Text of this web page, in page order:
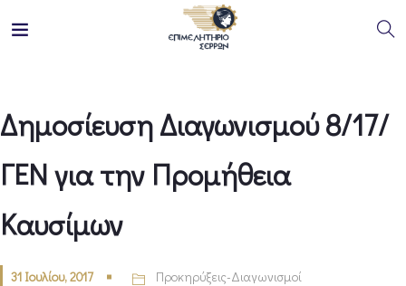
Δημοσίευση Διαγωνισμού 8/17/
ΓΕΝ για την Προμήθεια
Καυσίμων
31 Ιουλίου, 2017 Προκηρύξεις-Διαγωνισμοί